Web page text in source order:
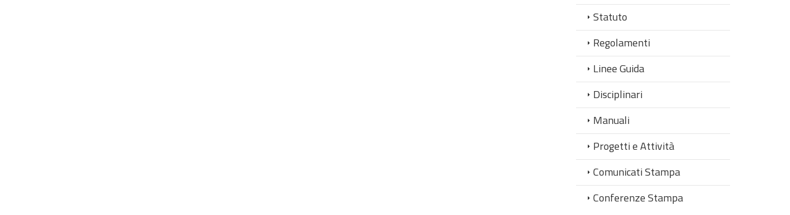
Statuto
Regolamenti
Linee Guida
Disciplinari
Manuali
Progetti e Attività
Comunicati Stampa
Conferenze Stampa